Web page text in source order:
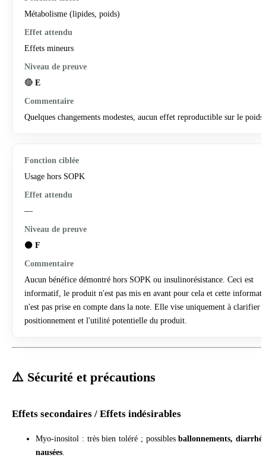
Métabolisme (lipides, poids)
Effets mineurs
🔴 E
Quelques changements modestes, aucun effet reproductible sur le poids.
Usage hors SOPK
—
⚫ F
Aucun bénéfice démontré hors SOPK ou insulinorésistance. Ceci est
informatif, le produit n'est pas mis en avant pour cela et cette
n'est pas prise en compte dans la note. Elle vise uniquement à clarifier
positionnement et l'utilité potentielle du produit.
⚠️ Sécurité et précautions
Effets secondaires / Effets indésirables
Myo-inositol : très bien toléré ; possiblesballonnements,
nausées